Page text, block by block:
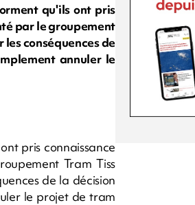
qu'ils ont pris
par le groupement
conséquences de
annuler le
pris connaissance
Tram Tiss
de la décision
le projet de tram